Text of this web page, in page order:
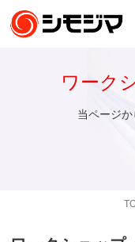
ワーク
当ページか